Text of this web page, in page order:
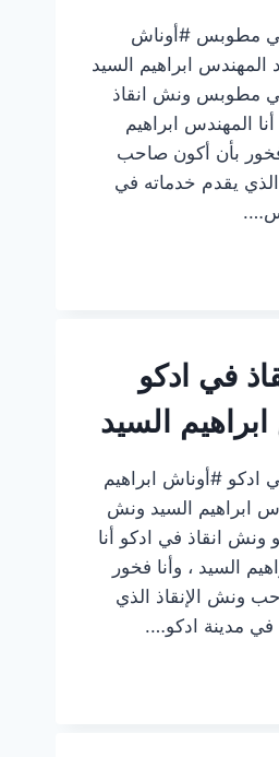
مطوبس #أوناش
المهندس ابراهيم السيد
مطوبس ونش انقاذ
المهندس ابراهيم
فخور بأن أكون صاحب
يقدم خدماته في
في ادكو
السيد
ادكو #أوناش ابراهيم
ابراهيم السيد ونش
ونش انقاذ في ادكو أنا
السيد ، وأنا فخور
ونش الإنقاذ الذي
في مدينة ادكو….